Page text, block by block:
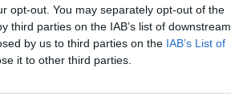
opt-out. You may separately opt-out of the
third parties on the IAB’s list of downstream
by us to third parties on the IAB’s List of
it to other third parties.